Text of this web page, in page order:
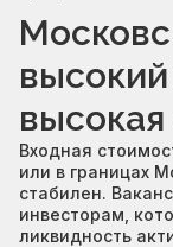
Входная
или в границах
стабилен.
инвесторам,
ликвидность